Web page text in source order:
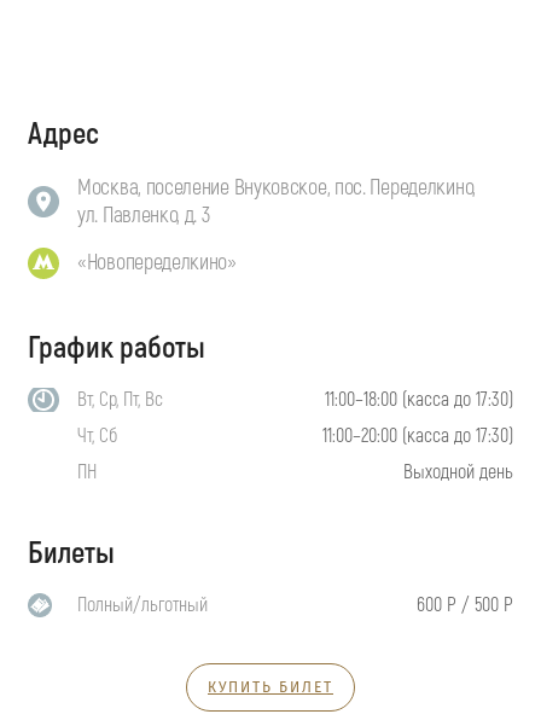
Адрес
Москва, поселение Внуковское, пос. Переделкино,
ул. Павленко, д. 3
«Новопеределкино»
График работы
Вт, Ср, Пт, Вс
11:00–18:00 (касса до 17:30)
Чт, Сб
11:00–20:00 (касса до 17:30)
ПН
Выходной день
Билеты
Полный/льготный 600 Р / 500 Р
КУПИТЬ БИЛЕТ